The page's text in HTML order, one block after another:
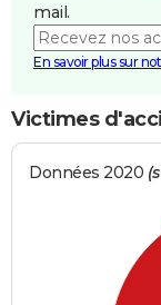
mail.
En savoir plus sur
Victimes
Données 2020